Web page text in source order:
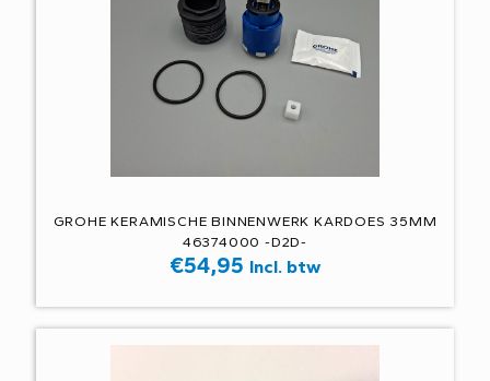
GROHE KERAMISCHE BINNENWERK KARDOES 35MM
46374000 -D2D-
€54,95 Incl. btw